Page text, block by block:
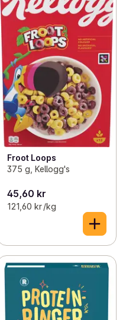
Froot Loops
375 g, Kellogg's
45,60 kr
121,60 kr /kg